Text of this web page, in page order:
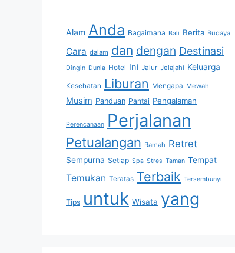
Alam Anda Bagaimana Bali Berita Budaya
Cara dalam dan dengan Destinasi
Dingin Dunia Hotel Ini Jalur Jelajahi Keluarga
Kesehatan Liburan Mengapa Mewah
Musim Panduan Pantai Pengalaman
Perencanaan Perjalanan
Petualangan Ramah Retret
Sempurna Setiap Spa Stres Taman Tempat
Temukan Teratas Terbaik Tersembunyi
Tips untuk Wisata yang